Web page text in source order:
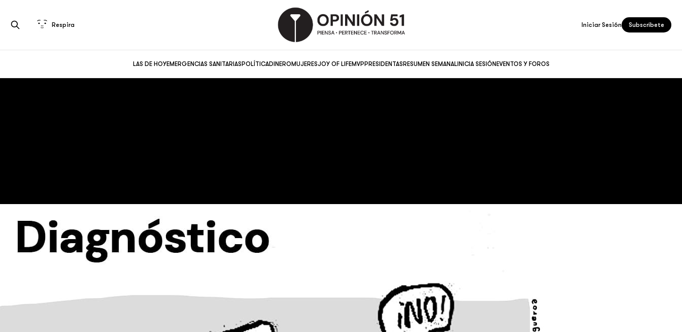
LAS DE HOYEMERGENCIAS SANITARIASPOLÍTICADINEROMUJERESJOY OF LIFEMVPPRESIDENTASRESUMEN SEMANALINICIA SESIÓNEVENTOS Y FOROS
Respira Iniciar Sesión Subscríbete